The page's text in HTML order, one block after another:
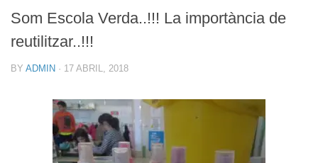
Som Escola Verda..!!! La importància de
reutilitzar..!!!
BY ADMIN · 17 ABRIL, 2018